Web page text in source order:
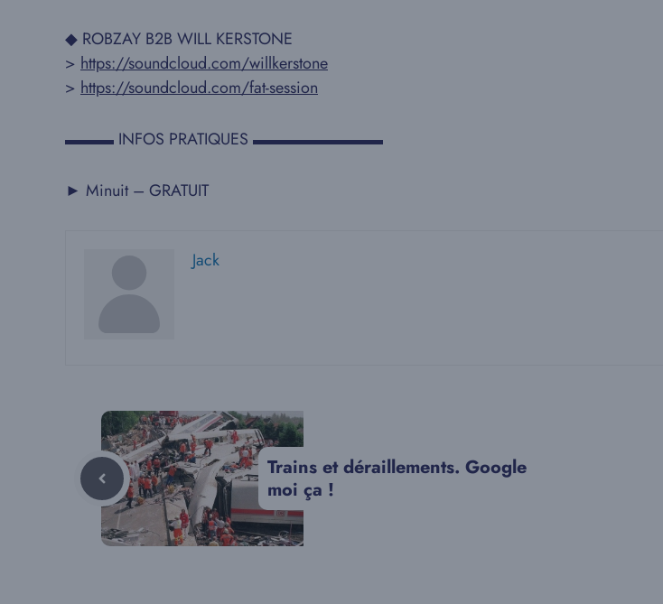
◆ ROBZAY B2B WILL KERSTONE
> https://soundcloud.com/willkerstone
> https://soundcloud.com/fat-session
▬▬▬ INFOS PRATIQUES ▬▬▬▬▬▬▬▬
► Minuit – GRATUIT
Jack
Trains et déraillements. Google
moi ça !